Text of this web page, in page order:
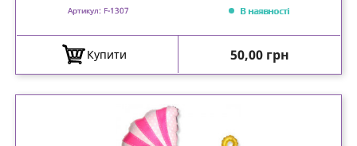
Артикул: F-1307 В наявності
Купити Ціна
50,00 грн